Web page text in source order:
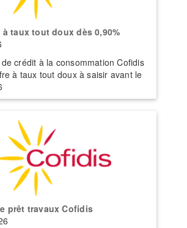
taux tout doux dès 0,90%
crédit à la consommation Cofidis
à taux tout doux à saisir avant le
prêt travaux Cofidis